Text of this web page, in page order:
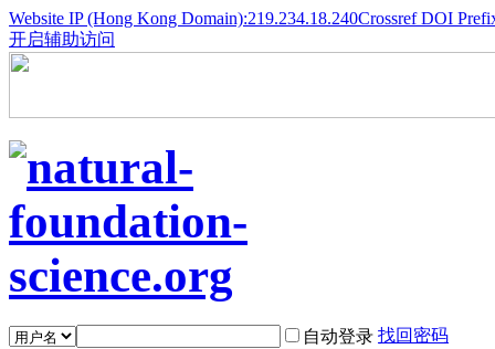
Website IP (Hong Kong Domain):219.234.18.240Crossref DOI
开启辅助访问
自动登录 找回密码